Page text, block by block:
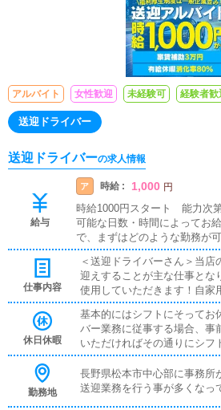
アルバイト 女性歓迎 未経験可 経験者歓
送迎ドライバー
送迎ドライバーの求人情報
給与
ア 時給 : 1,000 円
時給1000円スタート 能力次
可能な日数・時間によってお
で、まずはどのような勤務が
仕事内容
＜送迎ドライバーさん＞当店
迎えすることが主な仕事とな
使用していただきます！自家
ンテナンスやガソリン代のこ
いますが、気にせず気兼ねな
休日休暇
基本的にはシフトにそってお
バー業務に従事する場合、事
いただければその通りにシフ
勤務地
長野県松本市中心部に事務所
送迎業務を行う事が多くなっ